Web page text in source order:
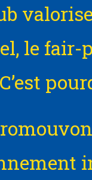
le fair-